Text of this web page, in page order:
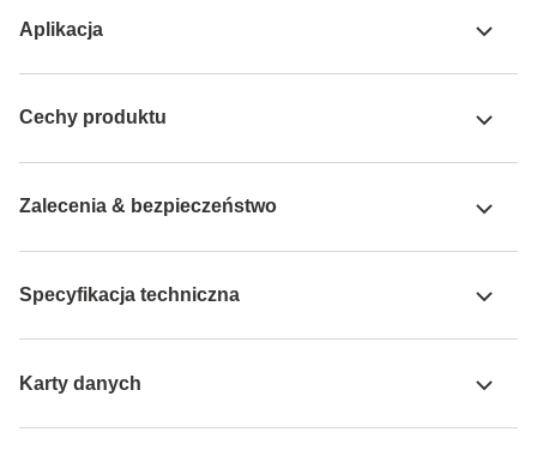
Aplikacja
Cechy produktu
Zalecenia & bezpieczeństwo
Specyfikacja techniczna
Karty danych